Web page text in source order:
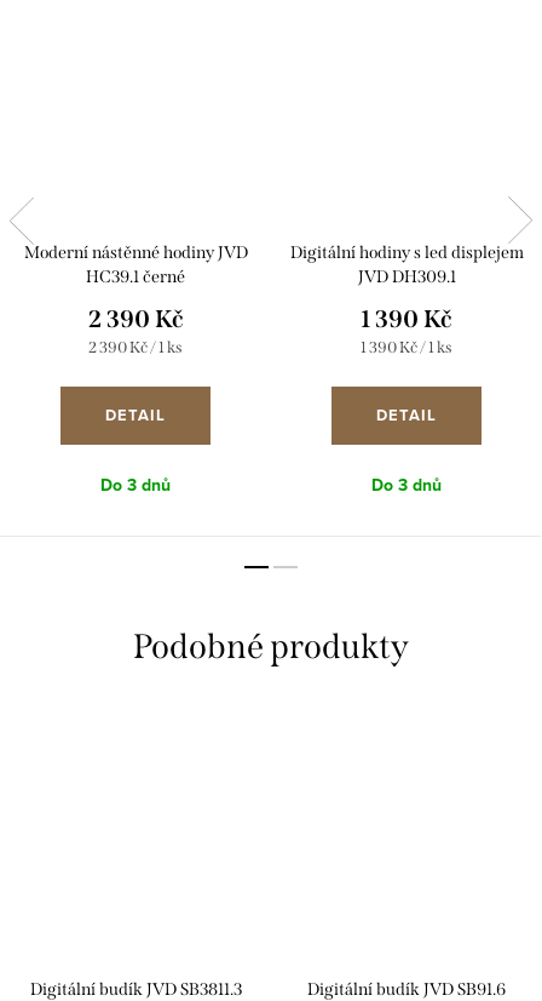
Moderní nástěnné hodiny JVD
HC39.1 černé
2 390 Kč
Měrná
2 390 Kč / 1 ks
DETAIL
Do 3 dnů
Digitální hodiny s led displejem
JVD DH309.1
1 390 Kč
Měrná
1 390 Kč / 1 ks
DETAIL
Do 3 dnů
Digitální budík JVD SB3811.3
Digitální budík JVD SB91.6